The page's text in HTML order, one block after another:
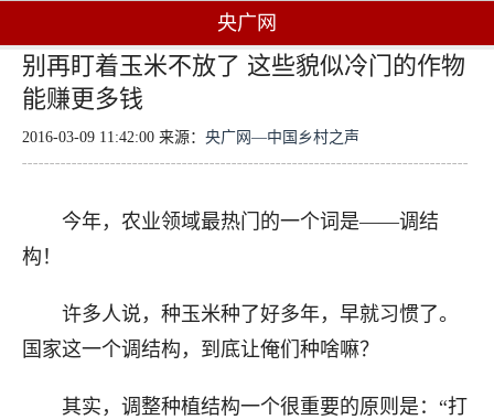
央广网
别再盯着玉米不放了 这些貌似冷门的作物
能赚更多钱
2016-03-09 11:42:00 来源： 央广网—中国乡村之声
今年，农业领域最热门的一个词是——调结
构！
许多人说，种玉米种了好多年，早就习惯了。
国家这一个调结构，到底让俺们种啥嘛？
其实，调整种植结构一个很重要的原则是：“打